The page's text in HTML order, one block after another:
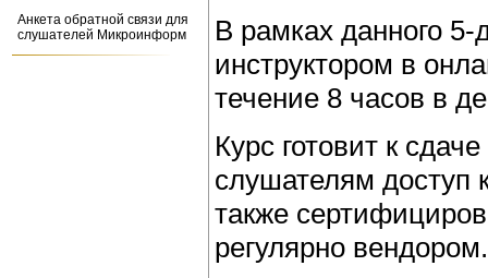
Анкета обратной связи для
слушателей Микроинформ
В рамках данного 5-
инструктором в
течение 8 часов в
Курс готовит к
слушателям доступ
также
регулярно вендором.